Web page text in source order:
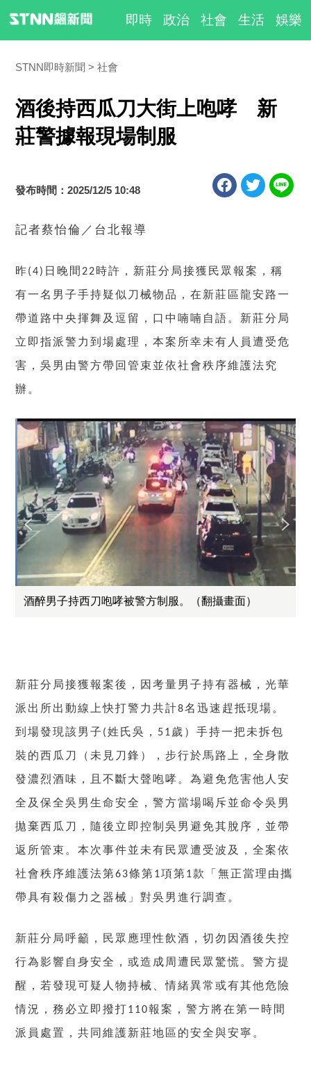
即時 政治 社會 生活 娛樂
STNN即時新聞 社會
酒後持西瓜刀大街上咆哮 新
莊警據報現場制服
發布時間：2025/12/5 10:48
記者蔡怡倫／台北報導
昨(4) 日晚間22時許，新莊分局接獲民眾報案，稱
有一名男子手持疑似刀械物品，在新莊區龍安路一
帶道路中央揮舞及逗留，口中喃喃自語。新莊分局
立即指派警力到場處理，本案所幸未有人員遭受危
害，吳男由警方帶回管束並依社會秩序維護法究
辦。
酒醉男子持西刀咆哮被警方制服。（翻攝畫面）
新莊分局接獲報案後，因考量男子持有器械，光華
派出所出動線上快打警力共計8名迅速趕抵現場。
到場發現該男子 (姓氏吳， 51歲）手持一把未拆包
裝的西瓜刀（未見刀鋒），步行於馬路上，全身散
發濃烈酒味，且不斷大聲咆哮。為避免危害他人安
全及保全吳男生命安全，警方當場喝斥並命令吳男
拋棄西瓜刀，隨後立即控制吳男避免其脫序，並帶
返所管束。本次事件並未有民眾遭受波及，全案依
社會秩序維護法第63條第 1項第 1款「無正當理由攜
帶具有殺傷力之器械」對吳男進行調查。
新莊分局呼籲，民眾應理性飲酒，切勿因酒後失控
行為影響自身安全，或造成周遭民眾驚慌。警方提
醒，若發現可疑人物持械、情緒異常或有其他危險
情況，務必立即撥打110報案，警方將在第一時間
派員處置，共同維護新莊地區的安全與安寧。